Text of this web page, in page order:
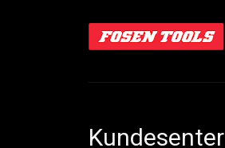
Kundesenter